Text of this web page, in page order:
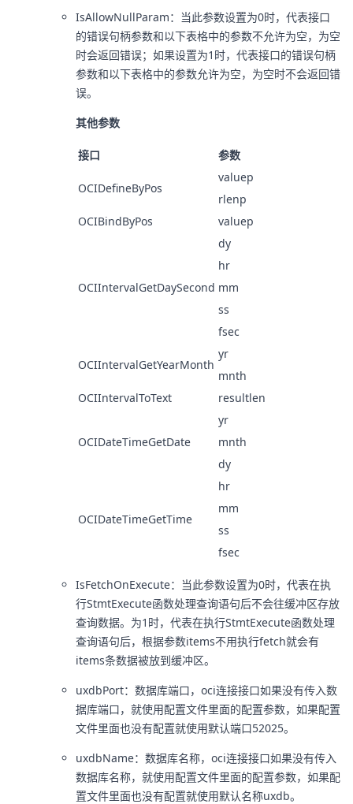
IsAllowNullParam：当此参数设置为0时，代表接口
的错误句柄参数和以下表格中的参数不允许为空，为空
时会返回错误；如果设置为1时，代表接口的错误句柄
参数和以下表格中的参数允许为空，为空时不会返回错
误。
其他参数
接口 参数
OCIDefineByPos
valuep
rlenp
OCIBindByPos
valuep
OCIIntervalGetDaySecond
dy
hr
mm
ss
fsec
OCIIntervalGetYearMonth
yr
mnth
OCIIntervalToText
resultlen
OCIDateTimeGetDate
yr
mnth
dy
OCIDateTimeGetTime
hr
mm
ss
fsec
IsFetchOnExecute：当此参数设置为0时，代表在执
行StmtExecute函数处理查询语句后不会往缓冲区存放
查询数据。为1时，代表在执行StmtExecute函数处理
查询语句后，根据参数items不用执行fetch就会有
items条数据被放到缓冲区。
uxdbPort：数据库端口，oci连接接口如果没有传入数
据库端口，就使用配置文件里面的配置参数，如果配置
文件里面也没有配置就使用默认端口52025。
uxdbName：数据库名称，oci连接接口如果没有传入
数据库名称，就使用配置文件里面的配置参数，如果配
置文件里面也没有配置就使用默认名称uxdb。